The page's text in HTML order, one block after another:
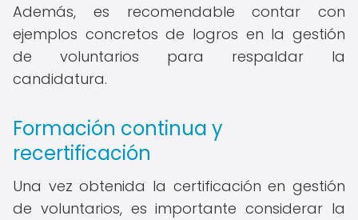
Además, es recomendable contar con
ejemplos concretos de logros en la gestión
de voluntarios para respaldar la
candidatura.
Formación continua y
recertificación
Una vez obtenida la certificación en gestión
de voluntarios, es importante considerar la